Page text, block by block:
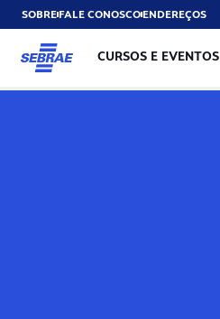
SOBREFALE CONOSCOENDEREÇOS
CURSOS E EVENTOS